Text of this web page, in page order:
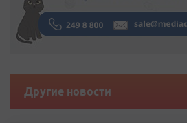
Другие новости